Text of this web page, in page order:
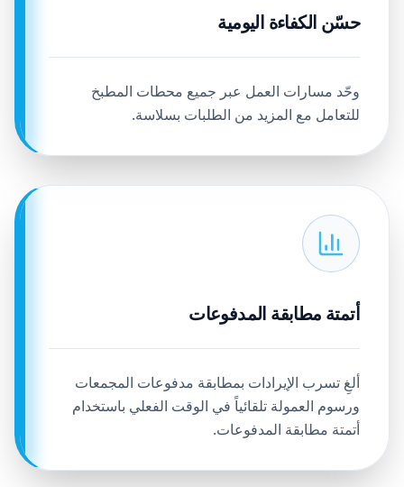
حسّن الكفاءة اليومية
وحّد مسارات العمل عبر جميع محطات المطبخ
للتعامل مع المزيد من الطلبات بسلاسة.
أتمتة مطابقة المدفوعات
ألغِ تسرب الإيرادات بمطابقة مدفوعات المجمعات
ورسوم العمولة تلقائياً في الوقت الفعلي باستخدام
أتمتة مطابقة المدفوعات.